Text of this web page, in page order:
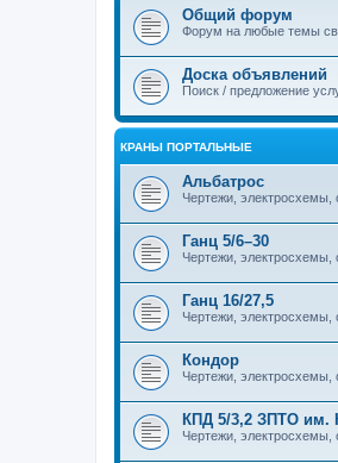
Общий форум
Форум на любые темы
Доска объявлений
Поиск / предложение
КРАНЫ ПОРТАЛЬНЫЕ
Альбатрос
Чертежи, электросхемы,
Ганц 5/6–30
Чертежи, электросхемы,
Ганц 16/27,5
Чертежи, электросхемы,
Кондор
Чертежи, электросхемы,
КПД 5/3,2 ЗПТО им.
Чертежи, электросхемы,